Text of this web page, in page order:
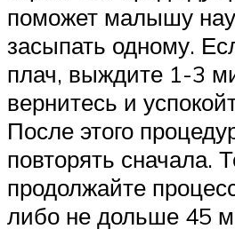
поможет малышу
засыпать одному.
плач, выждите 1-3
вернитесь и
После этого
повторять сначала.
продолжайте
либо не дольше 45